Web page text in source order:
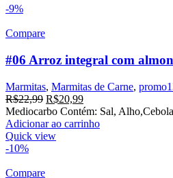
-9%
Compare
#06 Arroz integral com
Marmitas, Marmitas de Carne,
R$22,99 R$20,99
Mediocarbo Contém: Sal,
Adicionar ao carrinho
Quick view
-10%
Compare